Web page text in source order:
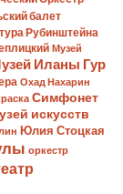
балет
Рубинштейна
Музей
Иланы Гур
Охад Нахарин
Симфонет
искусств
Юлия Стоцкая
оркестр